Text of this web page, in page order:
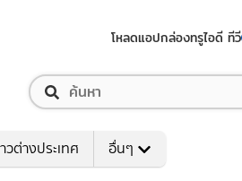
โหลดแอปกล่องทรูไอดี ทีวี
วต่างประเทศ อื่นๆ